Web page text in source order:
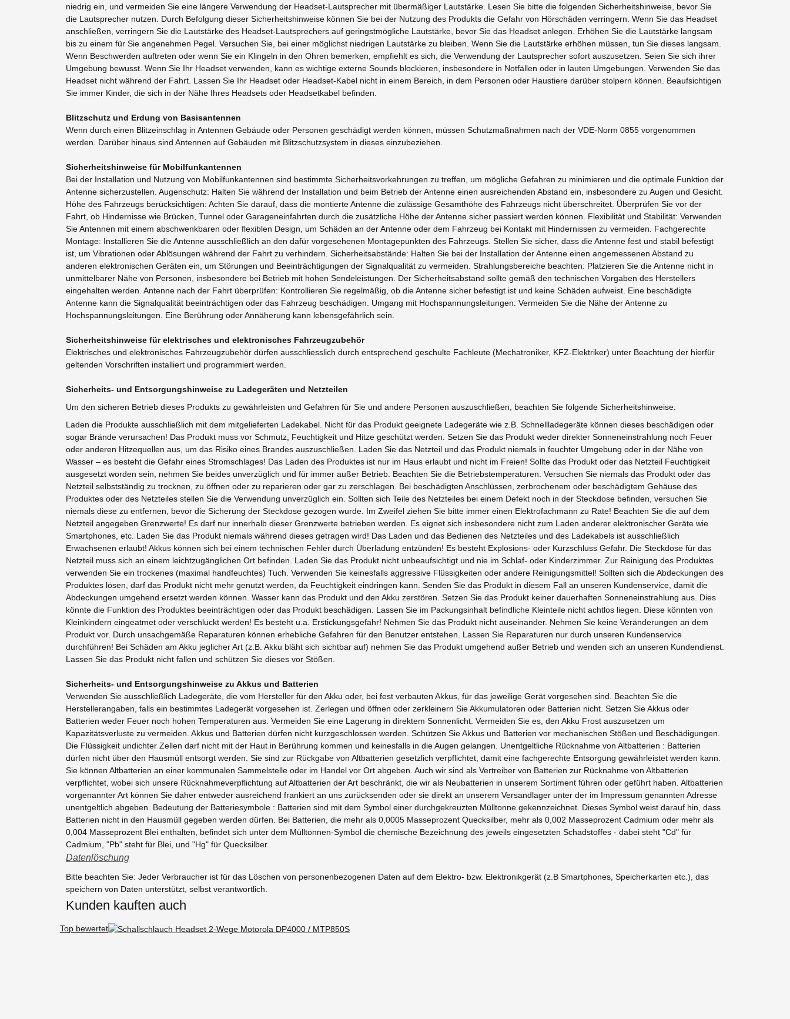
niedrig ein, und vermeiden Sie eine längere Verwendung der Headset-Lautsprecher mit übermäßiger Lautstärke. Lesen Sie bitte die folgenden Sicherheitshinweise, bevor Sie
die Lautsprecher nutzen. Durch Befolgung dieser Sicherheitshinweise können Sie bei der Nutzung des Produkts die Gefahr von Hörschäden verringern. Wenn Sie das Headset
anschließen, verringern Sie die Lautstärke des Headset-Lautsprechers auf geringstmögliche Lautstärke, bevor Sie das Headset anlegen. Erhöhen Sie die Lautstärke langsam
bis zu einem für Sie angenehmen Pegel. Versuchen Sie, bei einer möglichst niedrigen Lautstärke zu bleiben. Wenn Sie die Lautstärke erhöhen müssen, tun Sie dieses langsam.
Wenn Beschwerden auftreten oder wenn Sie ein Klingeln in den Ohren bemerken, empfiehlt es sich, die Verwendung der Lautsprecher sofort auszusetzen. Seien Sie sich ihrer
Umgebung bewusst. Wenn Sie Ihr Headset verwenden, kann es wichtige externe Sounds blockieren, insbesondere in Notfällen oder in lauten Umgebungen. Verwenden Sie das
Headset nicht während der Fahrt. Lassen Sie Ihr Headset oder Headset-Kabel nicht in einem Bereich, in dem Personen oder Haustiere darüber stolpern können. Beaufsichtigen
Sie immer Kinder, die sich in der Nähe Ihres Headsets oder Headsetkabel befinden.
Blitzschutz und Erdung von Basisantennen
Wenn durch einen Blitzeinschlag in Antennen Gebäude oder Personen geschädigt werden können, müssen Schutzmaßnahmen nach der VDE-Norm 0855 vorgenommen
werden. Darüber hinaus sind Antennen auf Gebäuden mit Blitzschutzsystem in dieses einzubeziehen.
Sicherheitshinweise für Mobilfunkantennen
Bei der Installation und Nutzung von Mobilfunkantennen sind bestimmte Sicherheitsvorkehrungen zu treffen, um mögliche Gefahren zu minimieren und die optimale Funktion der
Antenne sicherzustellen. Augenschutz: Halten Sie während der Installation und beim Betrieb der Antenne einen ausreichenden Abstand ein, insbesondere zu Augen und Gesicht.
Höhe des Fahrzeugs berücksichtigen: Achten Sie darauf, dass die montierte Antenne die zulässige Gesamthöhe des Fahrzeugs nicht überschreitet. Überprüfen Sie vor der
Fahrt, ob Hindernisse wie Brücken, Tunnel oder Garageneinfahrten durch die zusätzliche Höhe der Antenne sicher passiert werden können. Flexibilität und Stabilität: Verwenden
Sie Antennen mit einem abschwenkbaren oder flexiblen Design, um Schäden an der Antenne oder dem Fahrzeug bei Kontakt mit Hindernissen zu vermeiden. Fachgerechte
Montage: Installieren Sie die Antenne ausschließlich an den dafür vorgesehenen Montagepunkten des Fahrzeugs. Stellen Sie sicher, dass die Antenne fest und stabil befestigt
ist, um Vibrationen oder Ablösungen während der Fahrt zu verhindern. Sicherheitsabstände: Halten Sie bei der Installation der Antenne einen angemessenen Abstand zu
anderen elektronischen Geräten ein, um Störungen und Beeinträchtigungen der Signalqualität zu vermeiden. Strahlungsbereiche beachten: Platzieren Sie die Antenne nicht in
unmittelbarer Nähe von Personen, insbesondere bei Betrieb mit hohen Sendeleistungen. Der Sicherheitsabstand sollte gemäß den technischen Vorgaben des Herstellers
eingehalten werden. Antenne nach der Fahrt überprüfen: Kontrollieren Sie regelmäßig, ob die Antenne sicher befestigt ist und keine Schäden aufweist. Eine beschädigte
Antenne kann die Signalqualität beeinträchtigen oder das Fahrzeug beschädigen. Umgang mit Hochspannungsleitungen: Vermeiden Sie die Nähe der Antenne zu
Hochspannungsleitungen. Eine Berührung oder Annäherung kann lebensgefährlich sein.
Sicherheitshinweise für elektrisches und elektronisches Fahrzeugzubehör
Elektrisches und elektronisches Fahrzeugzubehör dürfen ausschliesslich durch entsprechend geschulte Fachleute (Mechatroniker, KFZ-Elektriker) unter Beachtung der hierfür
geltenden Vorschriften installiert und programmiert werden.
Sicherheits- und Entsorgungshinweise zu Ladegeräten und Netzteilen
Um den sicheren Betrieb dieses Produkts zu gewährleisten und Gefahren für Sie und andere Personen auszuschließen, beachten Sie folgende Sicherheitshinweise:
Laden die Produkte ausschließlich mit dem mitgelieferten Ladekabel. Nicht für das Produkt geeignete Ladegeräte wie z.B. Schnellladegeräte können dieses beschädigen oder
sogar Brände verursachen! Das Produkt muss vor Schmutz, Feuchtigkeit und Hitze geschützt werden. Setzen Sie das Produkt weder direkter Sonneneinstrahlung noch Feuer
oder anderen Hitzequellen aus, um das Risiko eines Brandes auszuschließen. Laden Sie das Netzteil und das Produkt niemals in feuchter Umgebung oder in der Nähe von
Wasser – es besteht die Gefahr eines Stromschlages! Das Laden des Produktes ist nur im Haus erlaubt und nicht im Freien! Sollte das Produkt oder das Netzteil Feuchtigkeit
ausgesetzt worden sein, nehmen Sie beides unverzüglich und für immer außer Betrieb. Beachten Sie die Betriebstemperaturen. Versuchen Sie niemals das Produkt oder das
Netzteil selbstständig zu trocknen, zu öffnen oder zu reparieren oder gar zu zerschlagen. Bei beschädigten Anschlüssen, zerbrochenem oder beschädigtem Gehäuse des
Produktes oder des Netzteiles stellen Sie die Verwendung unverzüglich ein. Sollten sich Teile des Netzteiles bei einem Defekt noch in der Steckdose befinden, versuchen Sie
niemals diese zu entfernen, bevor die Sicherung der Steckdose gezogen wurde. Im Zweifel ziehen Sie bitte immer einen Elektrofachmann zu Rate! Beachten Sie die auf dem
Netzteil angegeben Grenzwerte! Es darf nur innerhalb dieser Grenzwerte betrieben werden. Es eignet sich insbesondere nicht zum Laden anderer elektronischer Geräte wie
Smartphones, etc. Laden Sie das Produkt niemals während dieses getragen wird! Das Laden und das Bedienen des Netzteiles und des Ladekabels ist ausschließlich
Erwachsenen erlaubt! Akkus können sich bei einem technischen Fehler durch Überladung entzünden! Es besteht Explosions- oder Kurzschluss Gefahr. Die Steckdose für das
Netzteil muss sich an einem leichtzugänglichen Ort befinden. Laden Sie das Produkt nicht unbeaufsichtigt und nie im Schlaf- oder Kinderzimmer. Zur Reinigung des Produktes
verwenden Sie ein trockenes (maximal handfeuchtes) Tuch. Verwenden Sie keinesfalls aggressive Flüssigkeiten oder andere Reinigungsmittel! Sollten sich die Abdeckungen des
Produktes lösen, darf das Produkt nicht mehr genutzt werden, da Feuchtigkeit eindringen kann. Senden Sie das Produkt in diesem Fall an unseren Kundenservice, damit die
Abdeckungen umgehend ersetzt werden können. Wasser kann das Produkt und den Akku zerstören. Setzen Sie das Produkt keiner dauerhaften Sonneneinstrahlung aus. Dies
könnte die Funktion des Produktes beeinträchtigen oder das Produkt beschädigen. Lassen Sie im Packungsinhalt befindliche Kleinteile nicht achtlos liegen. Diese könnten von
Kleinkindern eingeatmet oder verschluckt werden! Es besteht u.a. Erstickungsgefahr! Nehmen Sie das Produkt nicht auseinander. Nehmen Sie keine Veränderungen an dem
Produkt vor. Durch unsachgemäße Reparaturen können erhebliche Gefahren für den Benutzer entstehen. Lassen Sie Reparaturen nur durch unseren Kundenservice
durchführen! Bei Schäden am Akku jeglicher Art (z.B. Akku bläht sich sichtbar auf) nehmen Sie das Produkt umgehend außer Betrieb und wenden sich an unseren Kundendienst.
Lassen Sie das Produkt nicht fallen und schützen Sie dieses vor Stößen.
Sicherheits- und Entsorgungshinweise zu Akkus und Batterien
Verwenden Sie ausschließlich Ladegeräte, die vom Hersteller für den Akku oder, bei fest verbauten Akkus, für das jeweilige Gerät vorgesehen sind. Beachten Sie die
Herstellerangaben, falls ein bestimmtes Ladegerät vorgesehen ist. Zerlegen und öffnen oder zerkleinern Sie Akkumulatoren oder Batterien nicht. Setzen Sie Akkus oder
Batterien weder Feuer noch hohen Temperaturen aus. Vermeiden Sie eine Lagerung in direktem Sonnenlicht. Vermeiden Sie es, den Akku Frost auszusetzen um
Kapazitätsverluste zu vermeiden. Akkus und Batterien dürfen nicht kurzgeschlossen werden. Schützen Sie Akkus und Batterien vor mechanischen Stößen und Beschädigungen.
Die Flüssigkeit undichter Zellen darf nicht mit der Haut in Berührung kommen und keinesfalls in die Augen gelangen. Unentgeltliche Rücknahme von Altbatterien : Batterien
dürfen nicht über den Hausmüll entsorgt werden. Sie sind zur Rückgabe von Altbatterien gesetzlich verpflichtet, damit eine fachgerechte Entsorgung gewährleistet werden kann.
Sie können Altbatterien an einer kommunalen Sammelstelle oder im Handel vor Ort abgeben. Auch wir sind als Vertreiber von Batterien zur Rücknahme von Altbatterien
verpflichtet, wobei sich unsere Rücknahmeverpflichtung auf Altbatterien der Art beschränkt, die wir als Neubatterien in unserem Sortiment führen oder geführt haben. Altbatterien
vorgenannter Art können Sie daher entweder ausreichend frankiert an uns zurücksenden oder sie direkt an unserem Versandlager unter der im Impressum genannten Adresse
unentgeltlich abgeben. Bedeutung der Batteriesymbole : Batterien sind mit dem Symbol einer durchgekreuzten Mülltonne gekennzeichnet. Dieses Symbol weist darauf hin, dass
Batterien nicht in den Hausmüll gegeben werden dürfen. Bei Batterien, die mehr als 0,0005 Masseprozent Quecksilber, mehr als 0,002 Masseprozent Cadmium oder mehr als
0,004 Masseprozent Blei enthalten, befindet sich unter dem Mülltonnen-Symbol die chemische Bezeichnung des jeweils eingesetzten Schadstoffes - dabei steht "Cd" für
Cadmium, "Pb" steht für Blei, und "Hg" für Quecksilber.
Datenlöschung
Bitte beachten Sie: Jeder Verbraucher ist für das Löschen von personenbezogenen Daten auf dem Elektro- bzw. Elektronikgerät (z.B Smartphones, Speicherkarten etc.), das
speichern von Daten unterstützt, selbst verantwortlich.
Kunden kauften auch
Top bewertet